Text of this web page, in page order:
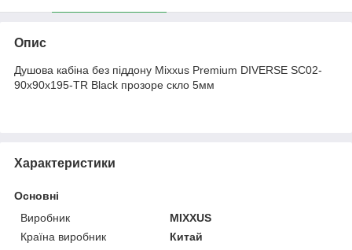
Опис
Душова кабіна без піддону Mixxus Premium DIVERSE SC02-
90x90x195-TR Black прозоре скло 5мм
Характеристики
Основні
Виробник
MIXXUS
Країна виробник
Китай